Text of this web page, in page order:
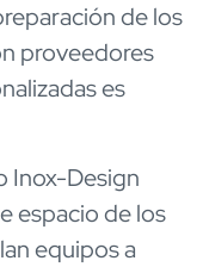
de los
proveedores
es
Inox-Design
espacio de los
equipos a